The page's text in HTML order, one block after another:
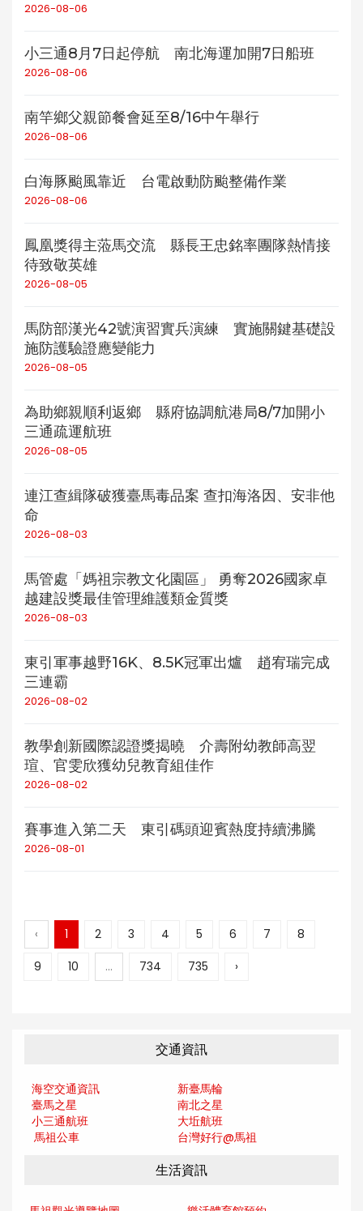
2026-08-06
小三通8月7日起停航 南北海運加開7日船班
2026-08-06
南竿鄉父親節餐會延至8/16中午舉行
2026-08-06
白海豚颱風靠近 台電啟動防颱整備作業
2026-08-06
鳳凰獎得主蒞馬交流 縣長王忠銘率團隊熱情接
待致敬英雄
2026-08-05
馬防部漢光42號演習實兵演練 實施關鍵基礎設
施防護驗證應變能力
2026-08-05
為助鄉親順利返鄉 縣府協調航港局8/7加開小
三通疏運航班
2026-08-05
連江查緝隊破獲臺馬毒品案 查扣海洛因、安非他
命
2026-08-03
馬管處「媽祖宗教文化園區」 勇奪2026國家卓
越建設獎最佳管理維護類金質獎
2026-08-03
東引軍事越野16K、8.5K冠軍出爐 趙宥瑞完成
三連霸
2026-08-02
教學創新國際認證獎揭曉 介壽附幼教師高翌
瑄、官雯欣獲幼兒教育組佳作
2026-08-02
賽事進入第二天 東引碼頭迎賓熱度持續沸騰
2026-08-01
‹ 1 2 3 4 5 6 7
8
9
10 ... 734 735 ›
交通資訊
海空交通資訊
新臺馬輪
臺馬之星
南北之星
小三通航班
大坵航班
馬祖公車
台灣好行@馬祖
生活資訊